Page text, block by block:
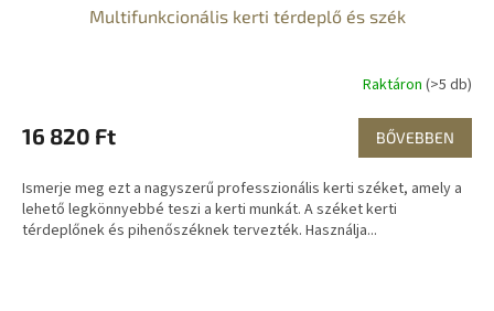
Multifunkcionális kerti térdeplő és szék
Raktáron (>5 db)
16 820 Ft BŐVEBBEN
Ismerje meg ezt a nagyszerű professzionális kerti széket, amely a
lehető legkönnyebbé teszi a kerti munkát. A széket kerti
térdeplőnek és pihenőszéknek tervezték. Használja...